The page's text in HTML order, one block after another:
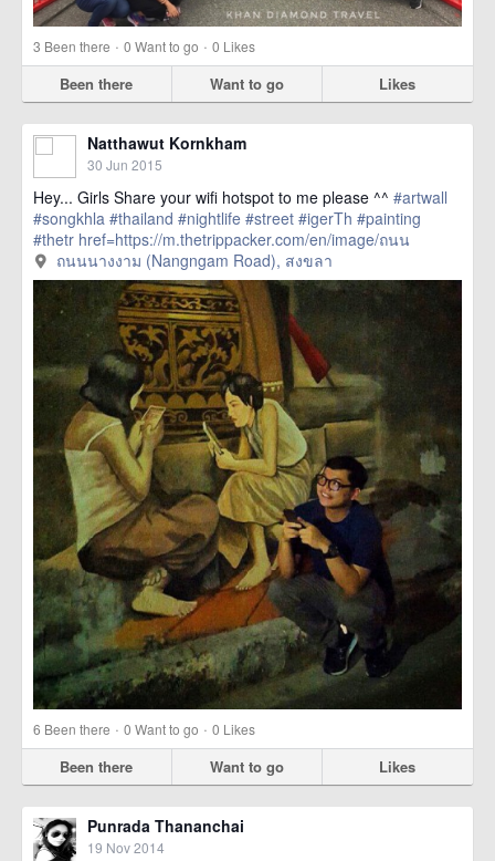
3 Been there · 0 Want to go · 0 Likes
Been there Want to go Likes
Natthawut Kornkham
30 Jun 2015
Hey... Girls Share your wifi hotspot to me please ^^ #artwall
#songkhla #thailand #nightlife #street #igerTh #painting
#thetr href=https://m.thetrippacker.com/en/image/ถนน
นางงามNangngamRoad/158157> more
ถนนนางงาม (Nangngam Road), สงขลา
6 Been there · 0 Want to go · 0 Likes
Been there Want to go Likes
Punrada Thananchai
19 Nov 2014